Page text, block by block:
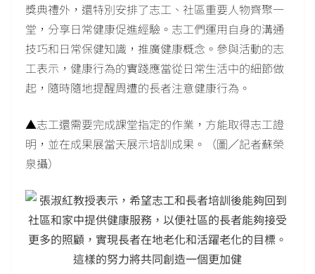
獎典禮外，還特別安排了志工、社區重要人物齊聚一
堂，分享日常健康促進經驗。志工們運用自身的溝通
技巧和日常保健知識，推廣健康概念。參與活動的志
工表示，健康行為的實踐應當從日常生活中的細節做
起，隨時隨地提醒周遭的長者注意健康行為。
▲志工還需要完成課堂指定的作業，方能取得志工證
明，並在成果展當天展示培訓成果。（圖／記者蘇榮
泉攝）